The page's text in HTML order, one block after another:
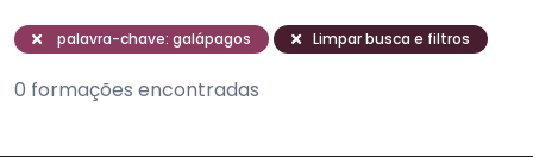
palavra-chave: galápagos Limpar busca e filtros
0 formações encontradas